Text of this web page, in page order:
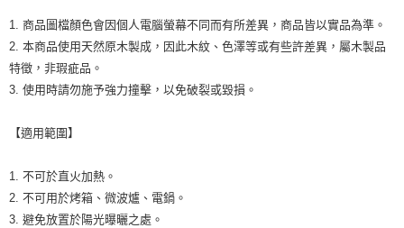
1. 商品圖檔顏色會因個人電腦螢幕不同而有所差異，商品皆以實品為準。
2. 本商品使用天然原木製成，因此木紋、色澤等或有些許差異，屬木製品
特徵，非瑕疵品。
3. 使用時請勿施予強力撞擊，以免破裂或毀損。
【適用範圍】
1. 不可於直火加熱。
2. 不可用於烤箱、微波爐、電鍋。
3. 避免放置於陽光曝曬之處。